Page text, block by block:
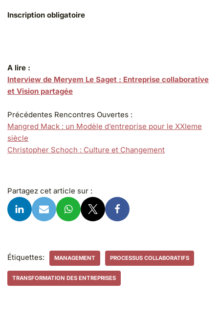
Inscription obligatoire
A lire :
Interview de Meryem Le Saget : Entreprise collaborative
et Vision partagée
Précédentes Rencontres Ouvertes :
Mangred Mack : un Modèle d’entreprise pour le XXIeme
siècle
Christopher Schoch : Culture et Changement
Partagez cet article sur :
Étiquettes: MANAGEMENT PROCESSUS COLLABORATIFS
TRANSFORMATION DES ENTREPRISES